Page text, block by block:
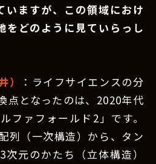
いますが、この領域におけ
をどのように見ていらっし
）
：ライフサイエンスの分
点となったのは、2020年代
ファフォールド2」です。
列（一次構造）から、タン
元のかたち（立体構造）